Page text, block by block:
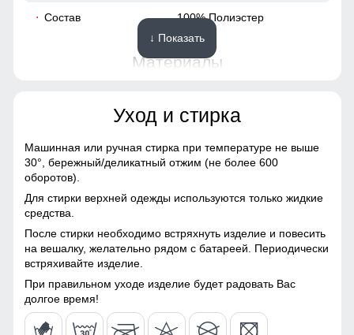
Ветрозащитная планка нужна для защиты от ветра и
холодного воздуха который может проникнуть внутрь
через молнию куртки.
Утепление и комфорт
Простеганный утеплитель: Легкий, но теплый, он
48 (XL)
113
63
Состав 100% Полиэстер
Материалы
Натуральные материалы,
Полиэстер, Плащевка,
Экологичные материалы
Материал подкладки
капюшона
Материал наполнителя
Особенность ткани
ткань
↓ Показать
Уход и стирка
Машинная или ручная стирка при температуре не выше
30°, бережный/деликатный отжим (не более 600
оборотов).
Для стирки верхней одежды используются только жидкие
средства.
После стирки необходимо встряхнуть изделие и повесить
на вешалку, желательно рядом с батареей. Периодически
встряхивайте изделие.
При правильном уходе изделие будет радовать Вас
долгое время!